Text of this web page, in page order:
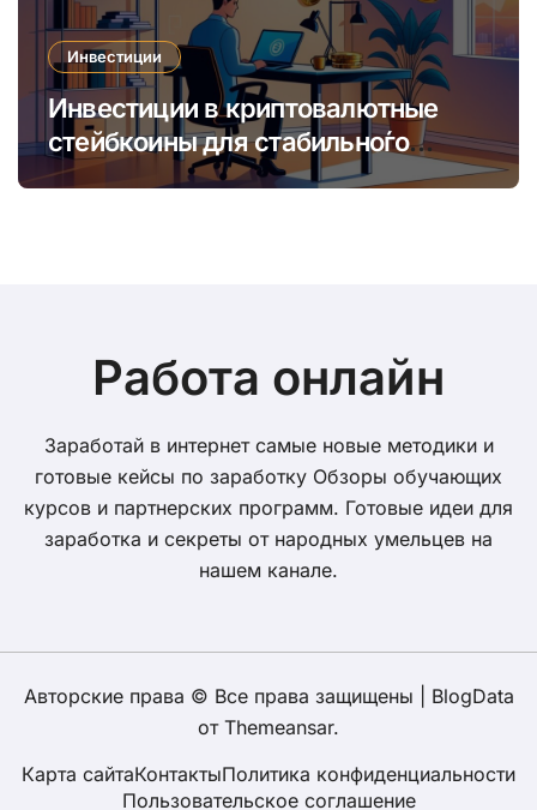
Инвестиции
Инвестиции в криптовалютные
стейбкоины для стабильно́го
онлайн-заработка в условиях
Работа онлайн
Заработай в интернет самые новые методики и
готовые кейсы по заработку Обзоры обучающих
курсов и партнерских программ. Готовые идеи для
заработка и секреты от народных умельцев на
нашем канале.
Авторские права © Все права защищены
BlogData
от Themeansar.
Карта сайтаКонтактыПолитика конфиденциальности
Пользовательское соглашение